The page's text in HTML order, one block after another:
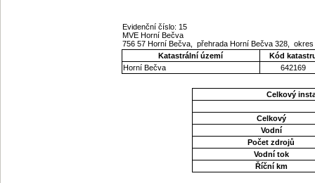
Evidenční číslo: 15
MVE Horní Bečva
756 57 Horní Bečva, přehrada Horní Bečva 328,
Katastrální území
Kód
Horní Bečva
642169
Celkový
Celkový
Vodní
Počet zdrojů
Vodní tok
Říční km